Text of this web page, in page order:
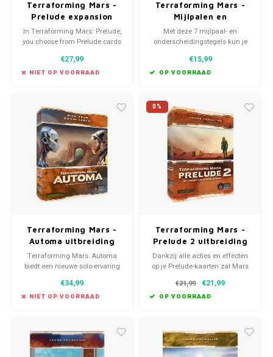
Terraforming Mars -
Prelude expansion
(EN)
In Terraforming Mars: Prelude,
you choose from Prelude cards
process or boost your
corporation's engine.
€27,99
NIET OP VOORRAAD
Terraforming Mars -
Mijlpalen en
Onderscheidingen
uitbreiding (NL)
Met deze 7 mijlpaal- en
onderscheidingstegels kun je
wens samenstellen of juist alles
aan het toeval overlaten!
€15,99
OP VOORRAAD
Terraforming Mars -
Automa uitbreiding
(NL)
Terraforming Mars: Automa
biedt een nieuwe solo-ervaring
Terraforming Mars.
€34,99
NIET OP VOORRAAD
0%
Terraforming Mars -
Prelude 2 uitbreiding
(NL)
Dankzij alle acties en effecten
op je Prelude-kaarten zal Mars
€21,99 €21,99
OP VOORRAAD